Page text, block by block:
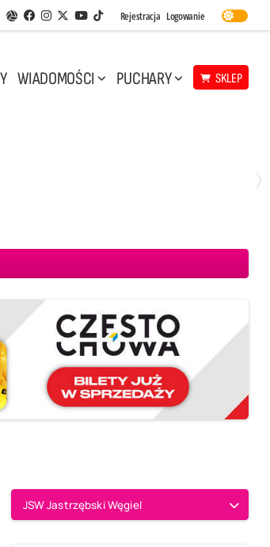
Aplikacja Siatkarskie Ligi
Facebook
Instagram
Twitter
Youtube
TikTok
Rejestracja Logowanie
WIADOMOŚCI PUCHARY SKLEP
JSW Jastrzębski Węgiel